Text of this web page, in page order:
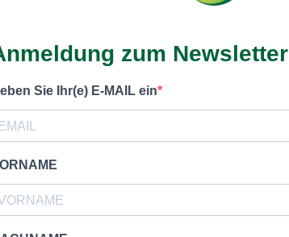
zum Newsletter
Sie Ihr(e) E-MAIL ein